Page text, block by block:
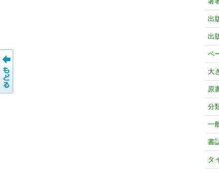
出
出
ペ
大
原
分
一
書
タ